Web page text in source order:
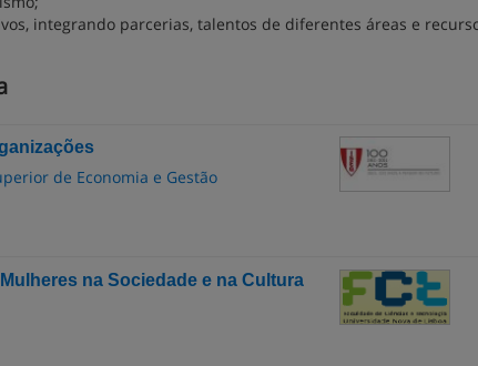
integrando parcerias, talentos de diferentes áreas e
de Economia e Gestão
na Sociedade e na Cultura